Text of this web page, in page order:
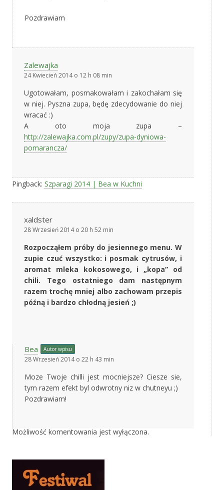
Pozdrawiam
Zalewajka
24 Kwiecień 2014 o 12 h 08 min
Ugotowałam, posmakowałam i zakochałam się
w niej. Pyszna zupa, będę zdecydowanie do niej
wracać :)
A oto moja zupa –
http://zalewajka.com.pl/zupy/zupa-dyniowa-
pomarancza/
Pingback: Szparagi 2014 | Bea w Kuchni
xaldster
28 Wrzesień 2014 o 20 h 52 min
Rozpocząłem próby do jesiennego menu. W
zupie czuć wszystko: i posmak cytrusów, i
aromat mleka kokosowego, i „kopa” od
chili. Tego ostatniego dam następnym
razem trochę mniej albo zachowam przepis
późną i bardzo chłodną jesień ;)
Bea Autor wpisu
28 Wrzesień 2014 o 22 h 43 min
Moze Twoje chilli jest mocniejsze? Ciesze sie,
tym razem efekt byl odwrotny niz w chutneyu ;)
Pozdrawiam!
Możliwość komentowania jest wyłączona.